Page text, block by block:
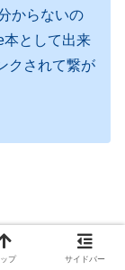
からないの
本として出来
クされて繋が
ップ サイドバー